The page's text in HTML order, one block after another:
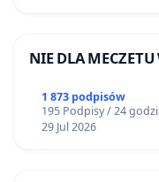
NIE DLA
1 873 podpisów
195 Podpisy / 24
29 Jul 2026